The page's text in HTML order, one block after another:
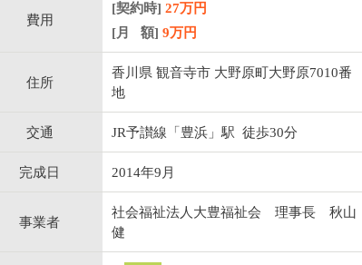
費用
[契約時] 27万円
[月 額] 9万円
住所
香川県 観音寺市 大野原町大野原7010番
地
交通 JR予讃線「豊浜」駅 徒歩30分
完成日 2014年9月
事業者
社会福祉法人大豊福祉会 理事長 秋山
健